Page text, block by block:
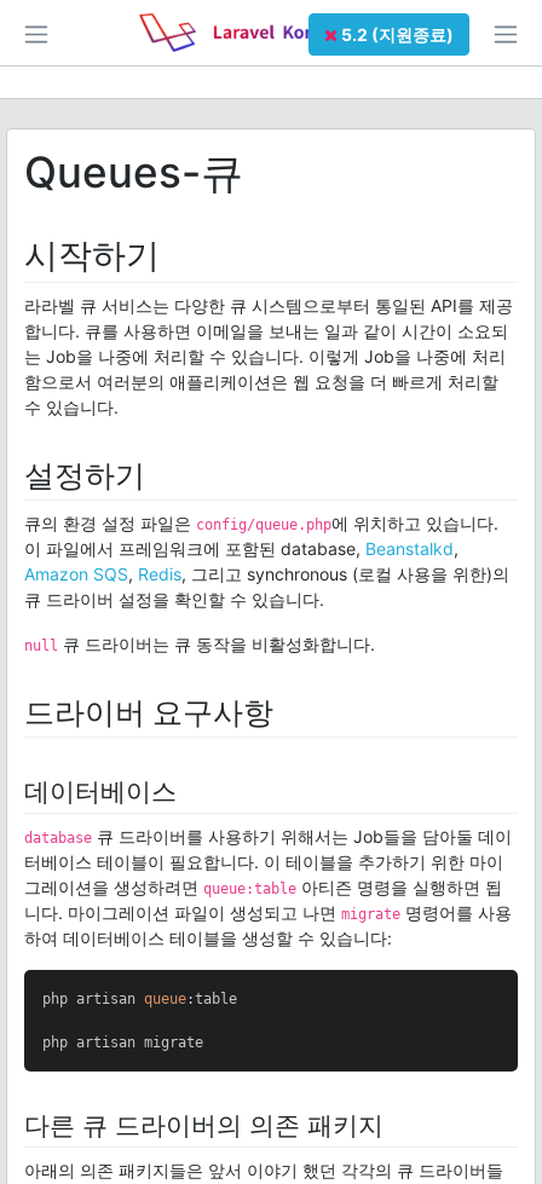
5.2 (지원종료)
Queues-큐
시작하기
라라벨 큐 서비스는 다양한 큐 시스템으로부터 통일된 API를 제공
합니다. 큐를 사용하면 이메일을 보내는 일과 같이 시간이 소요되
는 Job을 나중에 처리할 수 있습니다. 이렇게 Job을 나중에 처리
함으로서 여러분의 애플리케이션은 웹 요청을 더 빠르게 처리할
수 있습니다.
설정하기
큐의 환경 설정 파일은 config/queue.php에 위치하고 있습니다.
이 파일에서 프레임워크에 포함된 database, Beanstalkd,
Amazon SQS, Redis, 그리고 synchronous (로컬 사용을 위한)의
큐 드라이버 설정을 확인할 수 있습니다.
null 큐 드라이버는 큐 동작을 비활성화합니다.
드라이버 요구사항
데이터베이스
database 큐 드라이버를 사용하기 위해서는 Job들을 담아둘 데이
터베이스 테이블이 필요합니다. 이 테이블을 추가하기 위한 마이
그레이션을 생성하려면 queue:table 아티즌 명령을 실행하면 됩
니다. 마이그레이션 파일이 생성되고 나면 migrate 명령어를 사용
하여 데이터베이스 테이블을 생성할 수 있습니다:
php artisan queue :table
php artisan migrate
다른 큐 드라이버의 의존 패키지
아래의 의존 패키지들은 앞서 이야기 했던 각각의 큐 드라이버들